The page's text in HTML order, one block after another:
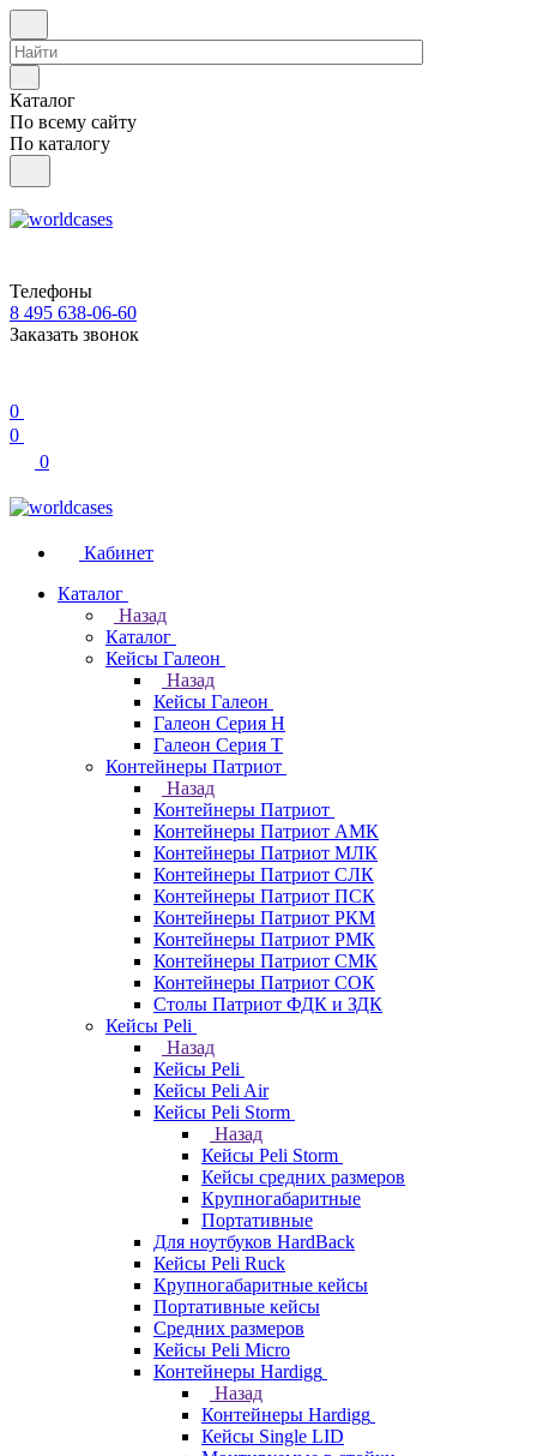
Каталог
По всему сайту
По каталогу
Телефоны
8 495 638-06-60
Заказать звонок
0
0
0
Кабинет
Каталог
Назад
Каталог
Кейсы Галеон
Назад
Кейсы Галеон
Галеон Серия Н
Галеон Серия Т
Контейнеры Патриот
Назад
Контейнеры Патриот
Контейнеры Патриот АМК
Контейнеры Патриот МЛК
Контейнеры Патриот CЛК
Контейнеры Патриот ПСК
Контейнеры Патриот РКМ
Контейнеры Патриот РМК
Контейнеры Патриот СМК
Контейнеры Патриот СОК
Столы Патриот ФДК и ЗДК
Кейсы Peli
Назад
Кейсы Peli
Кейсы Peli Air
Кейсы Peli Storm
Назад
Кейсы Peli Storm
Кейсы средних размеров
Крупногабаритные
Портативные
Для ноутбуков HardBack
Кейсы Peli Ruck
Крупногабаритные кейсы
Портативные кейсы
Средних размеров
Кейсы Peli Micro
Контейнеры Hardigg
Назад
Контейнеры Hardigg
Кейсы Single LID